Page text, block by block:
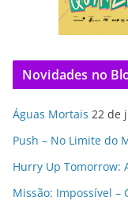
Novidades no
Águas Mortais 22 de
Push – No Limite do
Hurry Up Tomorrow:
Missão: Impossível –